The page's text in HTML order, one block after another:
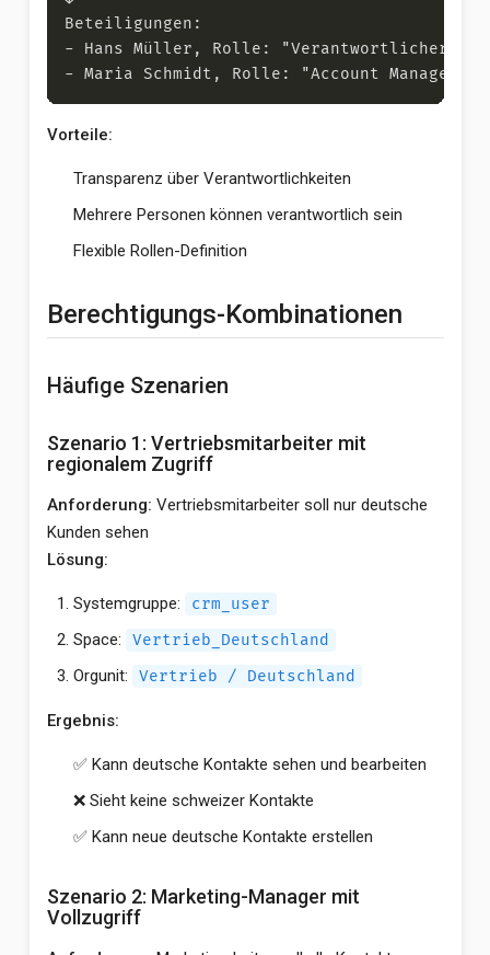
Vorteile:
Transparenz über Verantwortlichkeiten
Mehrere Personen können verantwortlich sein
Flexible Rollen-Definition
Berechtigungs-Kombinationen
Häufige Szenarien
Szenario 1: Vertriebsmitarbeiter mit
regionalem Zugriff
Anforderung: Vertriebsmitarbeiter soll nur deutsche
Kunden sehen
Lösung:
Systemgruppe: crm_user
Space: Vertrieb_Deutschland
Orgunit: Vertrieb / Deutschland
Ergebnis:
✅ Kann deutsche Kontakte sehen und bearbeiten
❌ Sieht keine schweizer Kontakte
✅ Kann neue deutsche Kontakte erstellen
Szenario 2: Marketing-Manager mit
Vollzugriff